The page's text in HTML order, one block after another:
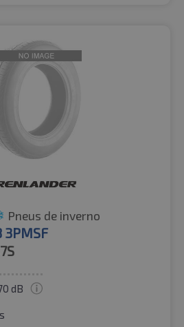
Pneus de inverno
dB